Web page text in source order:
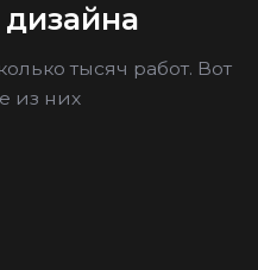
тысяч работ. Вот
из них